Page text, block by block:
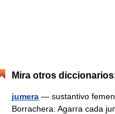
Mira otros
jumera — sustantivo
Borrachera: Agarra cada